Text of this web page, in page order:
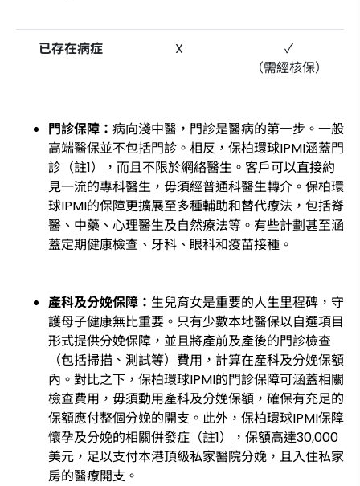
已存在病症 X
✓
（需經核保）
門診保障： 病向淺中醫，門診是醫病的第一步。一般
高端醫保並不包括門診。相反，保柏環球IPMI涵蓋門
診（註1），而且不限於網絡醫生。客戶可以直接約
見一流的專科醫生，毋須經普通科醫生轉介。保柏環
球IPMI的保障更擴展至多種輔助和替代療法，包括脊
醫、中藥、心理醫生及自然療法等。有些計劃甚至涵
蓋定期健康檢查、牙科、眼科和疫苗接種。
產科及分娩保障： 生兒育女是重要的人生里程碑，守
護母子健康無比重要。只有少數本地醫保以自選項目
形式提供分娩保障，並且將產前及產後的門診檢查
（包括掃描、測試等）費用，計算在產科及分娩保額
內。對比之下，保柏環球IPMI的門診保障可涵蓋相關
檢查費用，毋須動用產科及分娩保額，確保有充足的
保額應付整個分娩的開支。此外，保柏環球IPMI保障
懷孕及分娩的相關併發症（註1），保額高達30,000
美元，足以支付本港頂級私家醫院分娩，且入住私家
房的醫療開支。